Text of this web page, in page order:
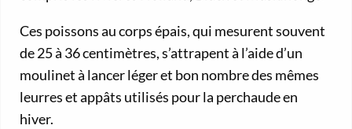
Ces poissons au corps épais, qui mesurent souvent
de 25 à 36 centimètres, s’attrapent à l’aide d’un
moulinet à lancer léger et bon nombre des mêmes
leurres et appâts utilisés pour la perchaude en
hiver.